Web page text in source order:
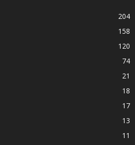
204
158
120
74
21
18
17
13
11